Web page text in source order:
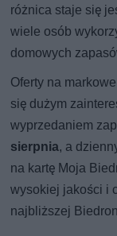
różnica staje się
wiele osób
domowych
Oferty na
się dużym
wyprzedaniem
sierpnia, a
na kartę Moja
wysokiej jakości i
najbliższej